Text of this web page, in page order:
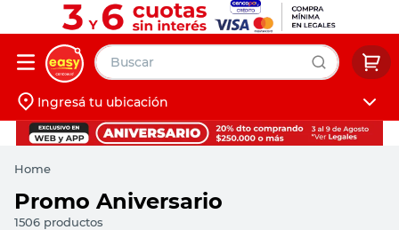
Buscar
Iniciá sesión
Ingresá tu ubicación
Home
Promo Aniversario
1506 productos
muebles
pintura
escritorio
puertas